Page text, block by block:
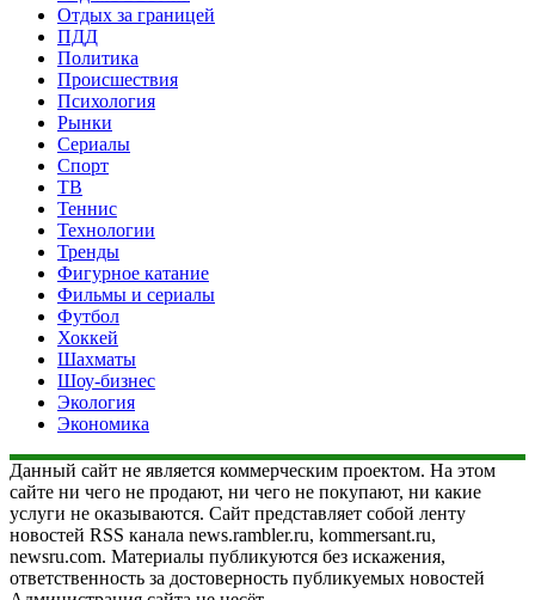
Отдых за границей
ПДД
Политика
Происшествия
Психология
Рынки
Сериалы
Спорт
ТВ
Теннис
Технологии
Тренды
Фигурное катание
Фильмы и сериалы
Футбол
Хоккей
Шахматы
Шоу-бизнес
Экология
Экономика
Данный сайт не является коммерческим проектом. На этом
сайте ни чего не продают, ни чего не покупают, ни какие
услуги не оказываются. Сайт представляет собой ленту
новостей RSS канала news.rambler.ru, kommersant.ru,
newsru.com. Материалы публикуются без искажения,
ответственность за достоверность публикуемых новостей